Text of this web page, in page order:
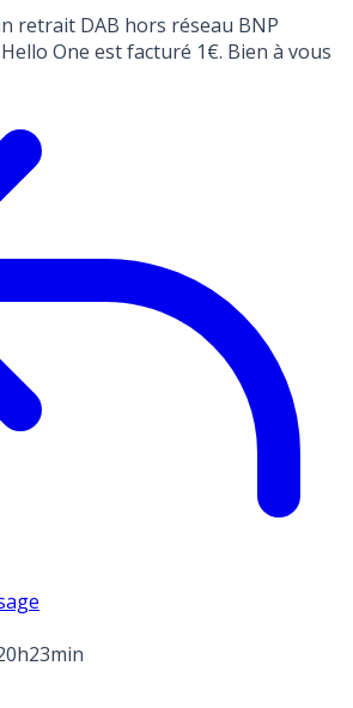
retrait DAB hors réseau BNP
One est facturé 1€. Bien à vous